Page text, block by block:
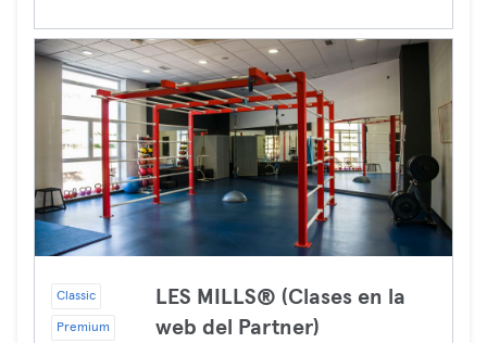
Classic
Premium
LES MILLS® (Clases en la
web del Partner)